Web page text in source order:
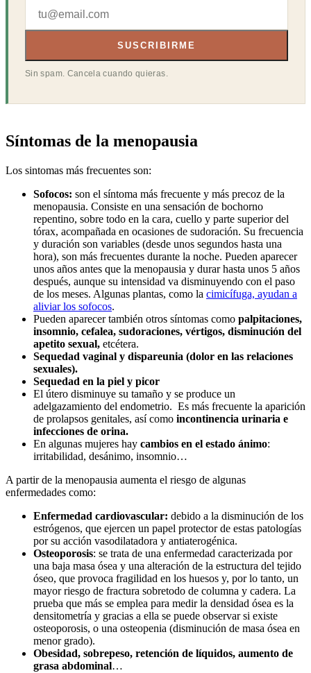
SUSCRIBIRME
Sin spam. Cancela cuando quieras.
Síntomas de la menopausia
Los sintomas más frecuentes son:
Sofocos: son el síntoma más frecuente y más precoz de la
menopausia. Consiste en una sensación de bochorno
repentino, sobre todo en la cara, cuello y parte superior del
tórax, acompañada en ocasiones de sudoración. Su frecuencia
y duración son variables (desde unos segundos hasta una
hora), son más frecuentes durante la noche. Pueden aparecer
unos años antes que la menopausia y durar hasta unos 5 años
después, aunque su intensidad va disminuyendo con el paso
de los meses. Algunas plantas, como la cimicífuga, ayudan a
aliviar los sofocos.
Pueden aparecer también otros síntomas como palpitaciones,
insomnio, cefalea, sudoraciones, vértigos, disminución del
apetito sexual, etcétera.
Sequedad vaginal y dispareunia (dolor en las relaciones
sexuales).
Sequedad en la piel y picor
El útero disminuye su tamaño y se produce un
adelgazamiento del endometrio. Es más frecuente la aparición
de prolapsos genitales, así como incontinencia urinaria e
infecciones de orina.
En algunas mujeres hay cambios en el estado ánimo:
irritabilidad, desánimo, insomnio…
A partir de la menopausia aumenta el riesgo de algunas
enfermedades como:
Enfermedad cardiovascular: debido a la disminución de los
estrógenos, que ejercen un papel protector de estas patologías
por su acción vasodilatadora y antiaterogénica.
Osteoporosis: se trata de una enfermedad caracterizada por
una baja masa ósea y una alteración de la estructura del tejido
óseo, que provoca fragilidad en los huesos y, por lo tanto, un
mayor riesgo de fractura sobretodo de columna y cadera. La
prueba que más se emplea para medir la densidad ósea es la
densitometría y gracias a ella se puede observar si existe
osteoporosis, o una osteopenia (disminución de masa ósea en
menor grado).
Obesidad, sobrepeso, retención de líquidos, aumento de
grasa abdominal…